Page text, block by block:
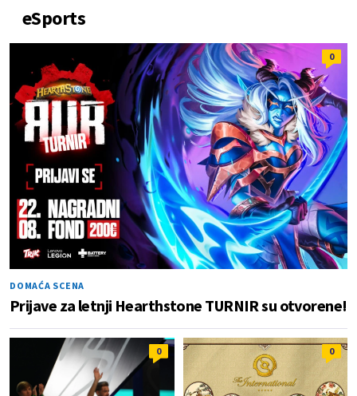
eSports
0
DOMAĆA SCENA
Prijave za letnji Hearthstone TURNIR su otvorene!
0 0